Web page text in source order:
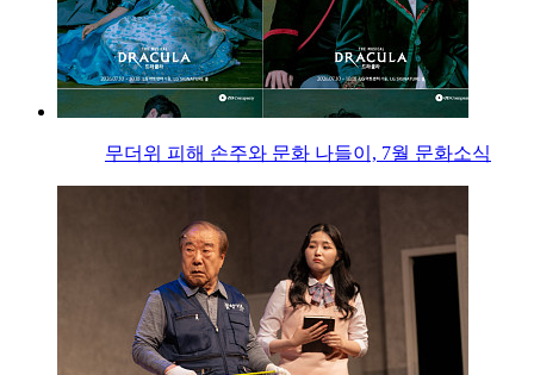
무더위 피해 손주와 문화 나들이, 7월 문화소식